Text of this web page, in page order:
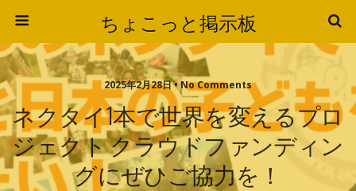
ちょこっと掲示板
2025年2月28日 • No Comments
ネクタイ1本で世界を変えるプロ
ジェクト クラウドファンディン
グにぜひご協力を！